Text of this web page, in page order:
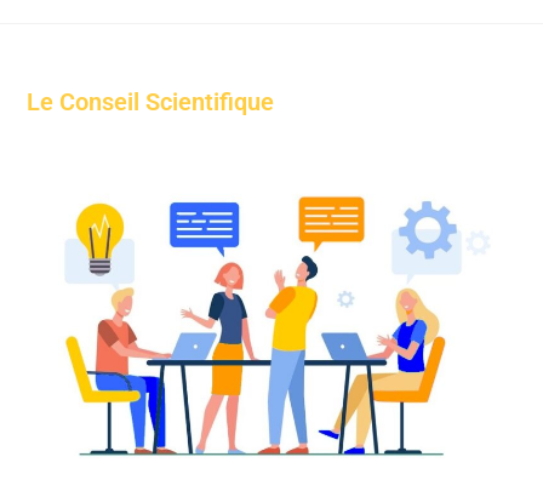
Le Conseil Scientifique